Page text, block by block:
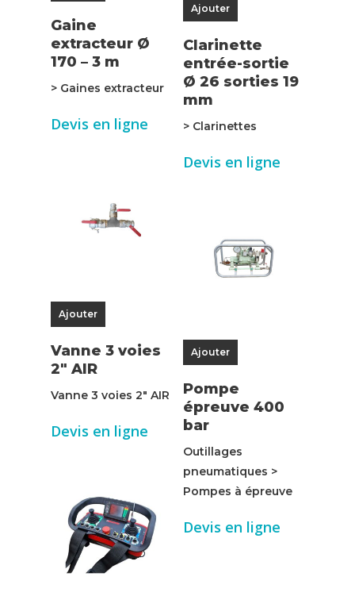
Gaine
extracteur Ø
170 – 3 m
> Gaines extracteur
Devis en ligne
Ajouter
Clarinette
entrée-sortie
Ø 26 sorties 19
mm
> Clarinettes
Devis en ligne
Ajouter
Vanne 3 voies
2″ AIR
Vanne 3 voies 2" AIR
Devis en ligne
Ajouter
Pompe
épreuve 400
bar
Outillages
pneumatiques >
Pompes à épreuve
Devis en ligne